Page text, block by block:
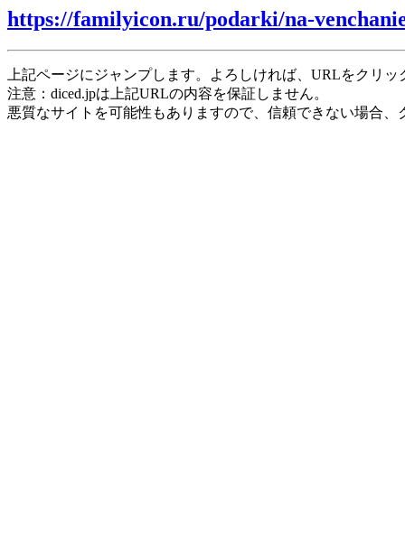
https://familyicon.ru/podarki/na-
上記ページにジャンプします。よろしければ、URLをクリ
注意：diced.jpは上記URLの内容を保証しません。
悪質なサイトを可能性もありますので、信頼できない場合、